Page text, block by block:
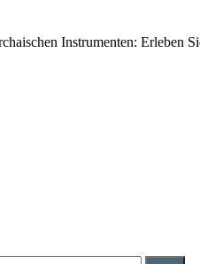
Instrumenten: Erleben